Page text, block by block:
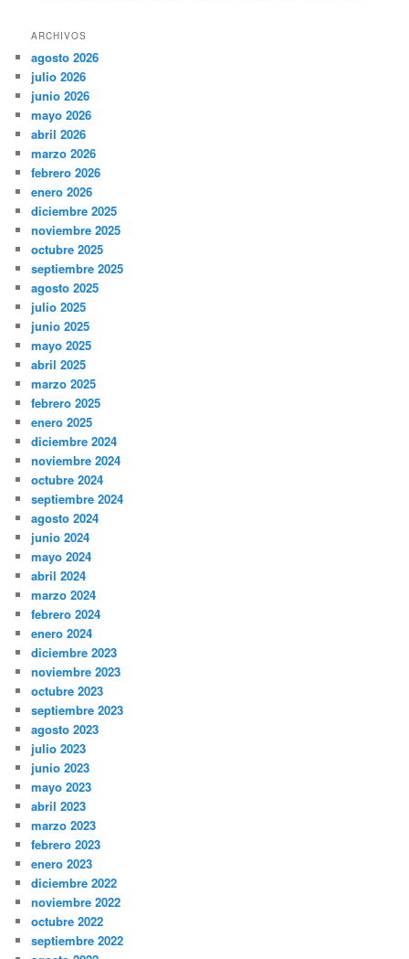
ARCHIVOS
agosto 2026
julio 2026
junio 2026
mayo 2026
abril 2026
marzo 2026
febrero 2026
enero 2026
diciembre 2025
noviembre 2025
octubre 2025
septiembre 2025
agosto 2025
julio 2025
junio 2025
mayo 2025
abril 2025
marzo 2025
febrero 2025
enero 2025
diciembre 2024
noviembre 2024
octubre 2024
septiembre 2024
agosto 2024
junio 2024
mayo 2024
abril 2024
marzo 2024
febrero 2024
enero 2024
diciembre 2023
noviembre 2023
octubre 2023
septiembre 2023
agosto 2023
julio 2023
junio 2023
mayo 2023
abril 2023
marzo 2023
febrero 2023
enero 2023
diciembre 2022
noviembre 2022
octubre 2022
septiembre 2022